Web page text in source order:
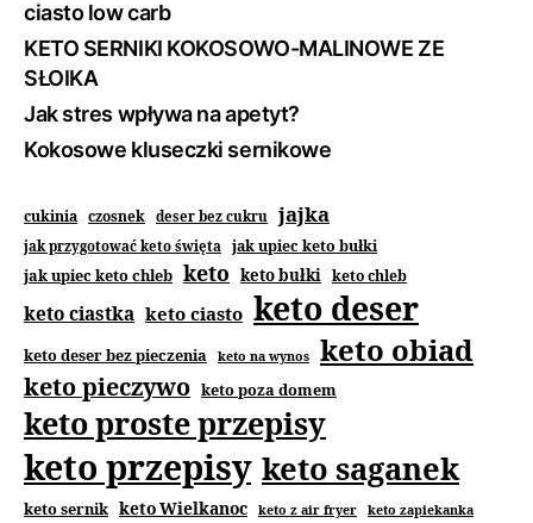
ciasto low carb
KETO SERNIKI KOKOSOWO-MALINOWE ZE
SŁOIKA
Jak stres wpływa na apetyt?
Kokosowe kluseczki sernikowe
cukinia czosnek deser bez cukru jajka
jak przygotować keto święta jak upiec keto bułki
jak upiec keto chleb keto keto bułki keto chleb
keto ciastka keto ciasto keto deser
keto deser bez pieczenia keto na wynos keto obiad
keto pieczywo keto poza domem
keto proste przepisy
keto przepisy keto saganek
keto sernik keto Wielkanoc keto z air fryer keto zapiekanka